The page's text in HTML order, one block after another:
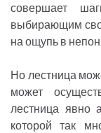
совершает
выбирающим
на ощупь в
Но лестница
может
лестница явно
которой так